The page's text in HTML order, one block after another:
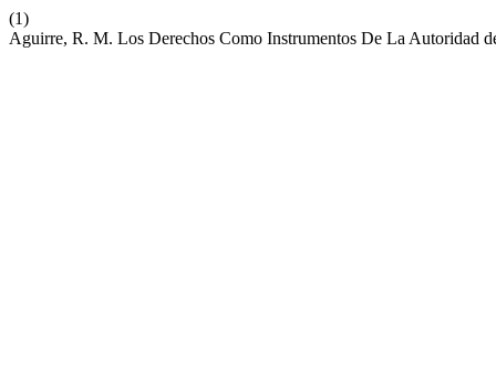
(1)
Aguirre, R. M. Los Derechos Como Instrumentos De La Autoridad